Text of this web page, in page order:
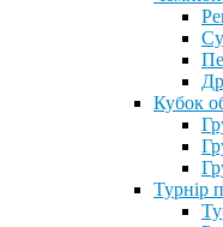
Кубок
Турнір